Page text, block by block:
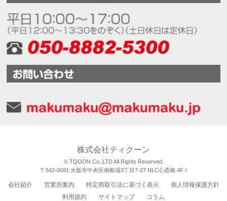
株式会社ティクーン
© TQOON Co.,LTD All Rights Reserved.
〒542-0081 大阪市中央区南船場3丁目7-27 NLC心斎橋 4F-I
会社紹介 営業所案内 特定商取引法に基づく表示
個人情報保護方針
利用規約
サイトマップ コラム